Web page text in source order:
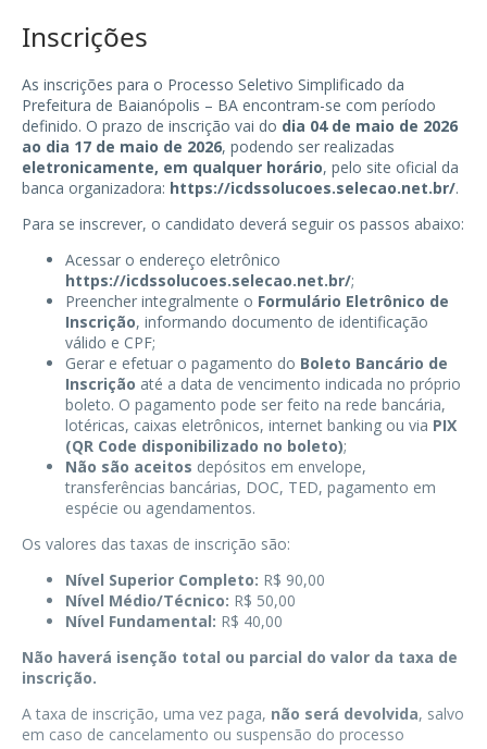
Inscrições
As inscrições para o Processo Seletivo Simplificado da
Prefeitura de Baianópolis – BA encontram-se com período
definido. O prazo de inscrição vai do dia 04 de maio de 2026
ao dia 17 de maio de 2026, podendo ser realizadas
eletronicamente, em qualquer horário, pelo site oficial da
banca organizadora: https://icdssolucoes.selecao.net.br/.
Para se inscrever, o candidato deverá seguir os passos abaixo:
Acessar o endereço eletrônico
https://icdssolucoes.selecao.net.br/;
Preencher integralmente o Formulário Eletrônico de
Inscrição, informando documento de identificação
válido e CPF;
Gerar e efetuar o pagamento do Boleto Bancário de
Inscrição até a data de vencimento indicada no próprio
boleto. O pagamento pode ser feito na rede bancária,
lotéricas, caixas eletrônicos, internet banking ou via PIX
(QR Code disponibilizado no boleto);
Não são aceitos depósitos em envelope,
transferências bancárias, DOC, TED, pagamento em
espécie ou agendamentos.
Os valores das taxas de inscrição são:
Nível Superior Completo: R$ 90,00
Nível Médio/Técnico: R$ 50,00
Nível Fundamental: R$ 40,00
Não haverá isenção total ou parcial do valor da taxa de
inscrição.
A taxa de inscrição, uma vez paga, não será devolvida, salvo
em caso de cancelamento ou suspensão do processo